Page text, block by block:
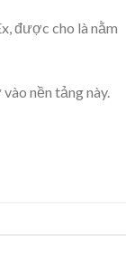
được cho là nằm
nền tảng này.